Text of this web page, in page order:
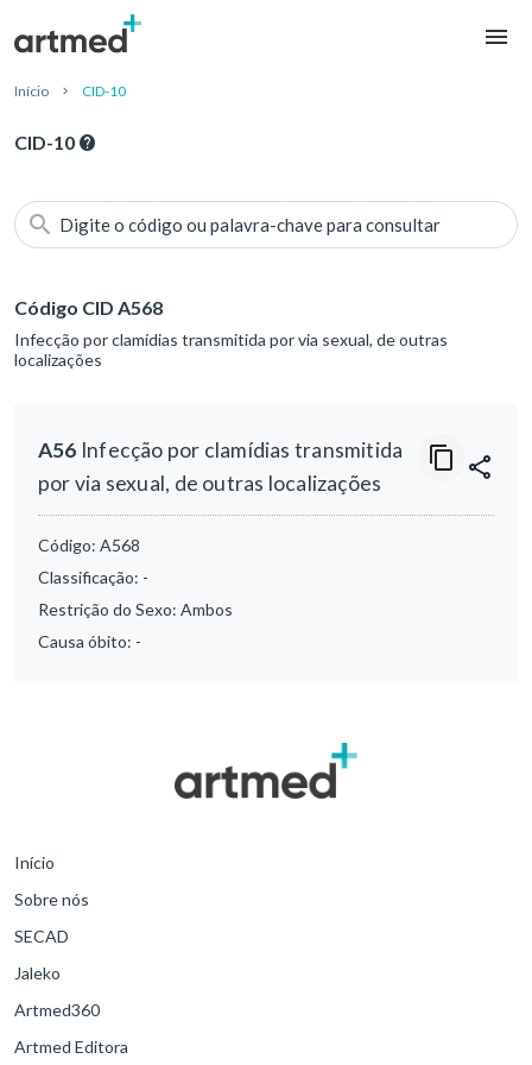
Início CID-10
CID-10
Digite o código ou palavra-chave para consultar
Código CID A568
Infecção por clamídias transmitida por via sexual, de outras
localizações
A56 Infecção por clamídias transmitida
por via sexual, de outras localizações
Código: A568
Classificação: -
Restrição do Sexo: Ambos
Causa óbito: -
Início
Sobre nós
SECAD
Jaleko
Artmed360
Artmed Editora